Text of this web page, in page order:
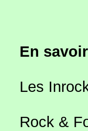
En
Les
Rock &